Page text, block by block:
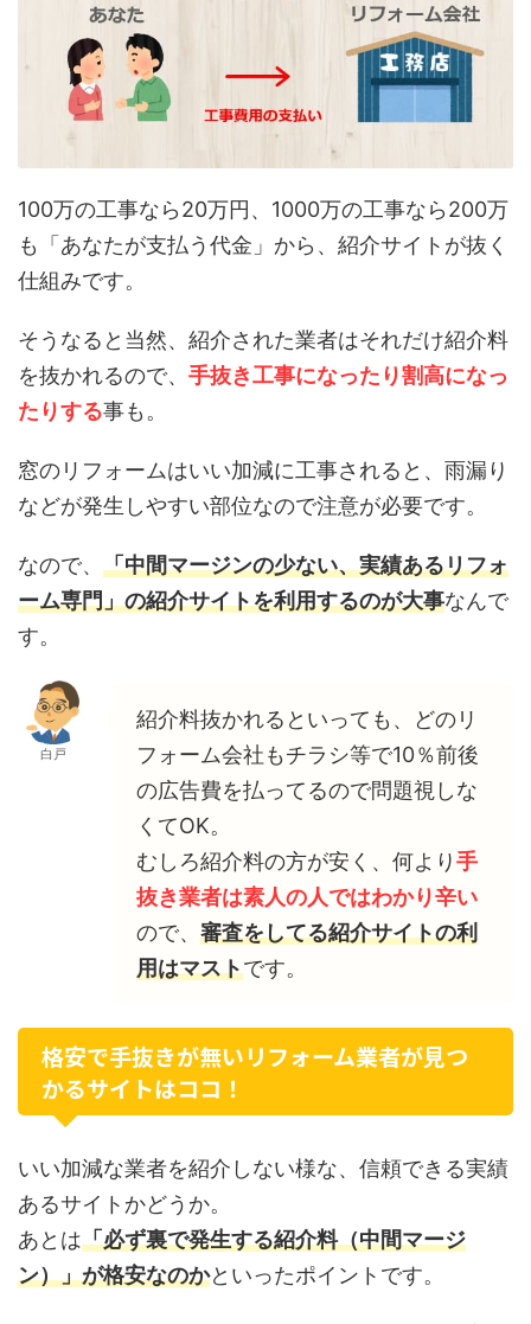
100万の工事なら20万円、1000万の工事なら200万
も「あなたが支払う代金」から、紹介サイトが抜く
仕組みです。
そうなると当然、紹介された業者はそれだけ紹介料
を抜かれるので、 手抜き工事になったり割高になっ
たりする事も。
窓のリフォームはいい加減に工事されると、雨漏り
などが発生しやすい部位なので注意が必要です。
なので、 「中間マージンの少ない、実績あるリフォ
ーム専門」の紹介サイトを利用するのが大事なんで
す。
白戸
紹介料抜かれるといっても、どのリ
フォーム会社もチラシ等で10％前後
の広告費を払ってるので問題視しな
くてOK。
むしろ紹介料の方が安く、何より手
抜き業者は素人の人ではわかり辛い
ので、 審査をしてる紹介サイトの利
用はマストです。
格安で手抜きが無いリフォーム業者が見つ
かるサイトはココ！
いい加減な業者を紹介しない様な、信頼できる実績
あるサイトかどうか。
あとは「必ず裏で発生する紹介料（中間マージ
ン）」が格安なのかといったポイントです。